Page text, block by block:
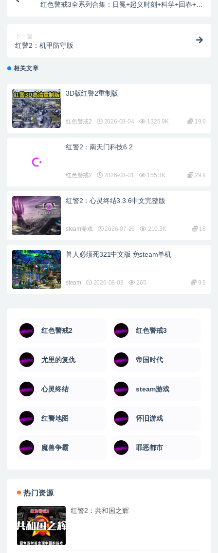
红色警戒3全系列合集：日冕+起义时刻+科学+回春+龙
下一篇
红警2：机甲防守版
相关文章
3D版红警2重制版
红色警戒2 2026-08-04 1325.9K 19.9
红警2：南天门科技6.2
红色警戒2 2026-08-01 155.3K 29.9
红警2：心灵终结3.3.6中文完整版
steam游戏 2026-07-26 210.3K 18
兽人必须死321中文版 免steam单机
steam 2026-08-03 265 9.9
红色警戒2 红色警戒3
尤里的复仇 帝国时代
心灵终结 steam游戏
红警地图 怀旧游戏
魔兽争霸 罪恶都市
热门资源
红警2：共和国之辉